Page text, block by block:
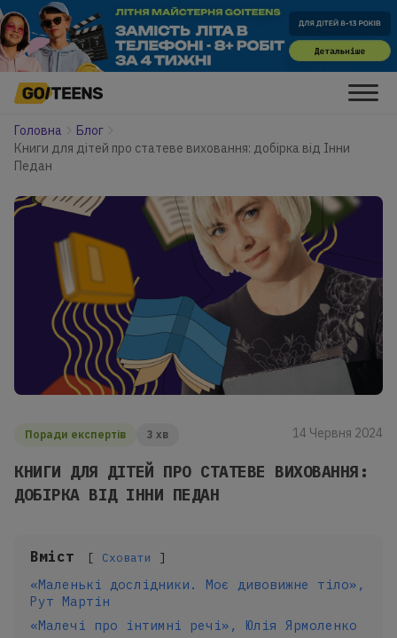
Головна
Блог
Книги для дітей про статеве виховання: добірка від Інни
Педан
Поради експертів 3 хв 14 Червня 2024
КНИГИ ДЛЯ ДІТЕЙ ПРО СТАТЕВЕ ВИХОВАННЯ:
ДОБІРКА ВІД ІННИ ПЕДАН
Вміст Сховати
«Маленькі дослідники. Моє дивовижне тіло»,
Рут Мартін
«Малечі про інтимні речі», Юлія Ярмоленко